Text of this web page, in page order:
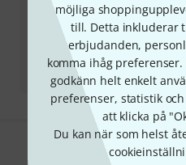
möjliga
till. Detta inkluderar
erbjudanden,
komma ihåg
godkänn helt enkelt
preferenser, statistik
att klicka på
Du kan när som helst
Skicka tillbaka produkt
Alla kontakter
Gillar du